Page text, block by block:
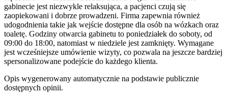
gabinecie jest niezwykle relaksująca, a pacjenci czują się
zaopiekowani i dobrze prowadzeni. Firma zapewnia również
udogodnienia takie jak wejście dostępne dla osób na wózkach oraz
toaletę. Godziny otwarcia gabinetu to poniedziałek do soboty, od
09:00 do 18:00, natomiast w niedziele jest zamknięty. Wymagane
jest wcześniejsze umówienie wizyty, co pozwala na jeszcze bardziej
spersonalizowane podejście do każdego klienta.
Opis wygenerowany automatycznie na podstawie publicznie
dostępnych opinii.